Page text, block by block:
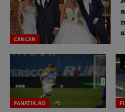
CANCAN
FANATIK.RO